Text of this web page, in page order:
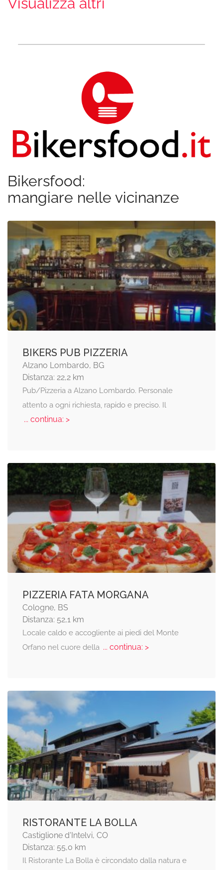
Bikersfood:
mangiare nelle vicinanze
BIKERS PUB PIZZERIA
Alzano Lombardo, BG
Distanza: 22,2 km
Pub/Pizzeria a Alzano Lombardo. Personale
attento a ogni richiesta, rapido e preciso. Il
... continua: >
PIZZERIA FATA MORGANA
Cologne, BS
Distanza: 52,1 km
Locale caldo e accogliente ai piedi del Monte
Orfano nel cuore della... continua: >
RISTORANTE LA BOLLA
Castiglione d'Intelvi, CO
Distanza: 55,0 km
Il Ristorante La Bolla è circondato dalla natura e